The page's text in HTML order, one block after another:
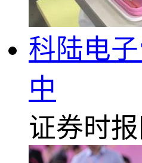
科陆电
中
证券时报